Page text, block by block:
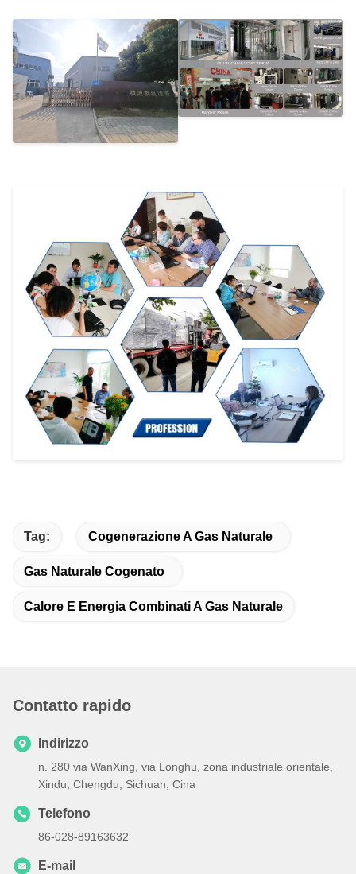
Tag: Cogenerazione A Gas Naturale
Gas Naturale Cogenato
Calore E Energia Combinati A Gas Naturale
Contatto rapido
Indirizzo
n. 280 via WanXing, via Longhu, zona industriale orientale,
Xindu, Chengdu, Sichuan, Cina
Telefono
86-028-89163632
E-mail